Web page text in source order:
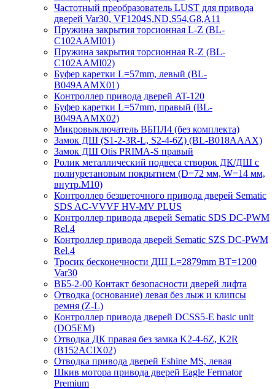
Частотный преобразователь LUST для привода
дверей Var30, VF1204S,ND,S54,G8,A11
Пружина закрытия торсионная L-Z (BL-
C102AAMI01)
Пружина закрытия торсионная R-Z (BL-
C102AAMI02)
Буфер каретки L=57mm, левый (BL-
B049AAMX01)
Контроллер привода дверей AT-120
Буфер каретки L=57mm, правый (BL-
B049AAMX02)
Микровыключатель ВБПЛ4 (без комплекта)
Замок ДШ (S1-2-3R-L, S2-4-6Z) (BL-B018AAAX)
Замок ДШ Otis PRIMA-S правый
Ролик металлический подвеса створок ДК/ДШ с
полиуретановым покрытием (D=72 мм, W=14 мм,
внутр.М10)
Контроллер безщеточного привода дверей Sematiс
SDS AC-VVVF HV-MV PLUS
Контроллер привода дверей Sematic SDS DC-PWM
Rel.4
Контроллер привода дверей Sematic SZS DC-PWM
Rel.4
Тросик бесконечности ДШ L=2879mm BT=1200
Var30
ВБ5-2-00 Контакт безопасности дверей лифта
Отводка (основание) левая без лыж и клипсы
ремня (Z-L)
Контроллер привода дверей DCSS5-E basic unit
(DO5EM)
Отводка ДК правая без замка K2-4-6Z, K2R
(B152ACIX02)
Отводка привода дверей Eshine MS, левая
Шкив мотора привода дверей Eagle Fermator
Premium